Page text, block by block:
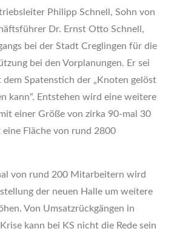
Philipp Schnell, Sohn von
Dr. Ernst Otto Schnell,
bei der Stadt Creglingen für die
bei den Vorplanungen. Er sei
dem Spatenstich der „Knoten gelöst
kann“. Entstehen wird eine weitere
einer Größe von zirka 90-mal 30
Fläche von rund 2800
von rund 200 Mitarbeitern wird
der neuen Halle um weitere
Von Umsatzrückgängen in
kann bei KS nicht die Rede sein